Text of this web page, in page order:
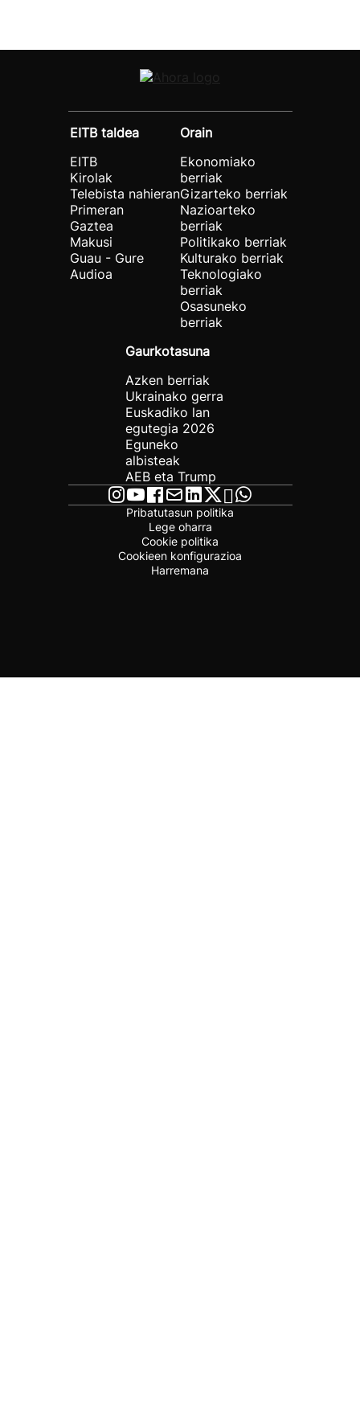
EITB taldea
EITB
Kirolak
Telebista nahieran
Primeran
Gaztea
Makusi
Guau - Gure
Audioa
Orain
Ekonomiako
berriak
Gizarteko berriak
Nazioarteko
berriak
Politikako berriak
Kulturako berriak
Teknologiako
berriak
Osasuneko
berriak
Gaurkotasuna
Azken berriak
Ukrainako gerra
Euskadiko lan
egutegia 2026
Eguneko
albisteak
AEB eta Trump
Pribatutasun politika
Lege oharra
Cookie politika
Cookieen konfigurazioa
Harremana